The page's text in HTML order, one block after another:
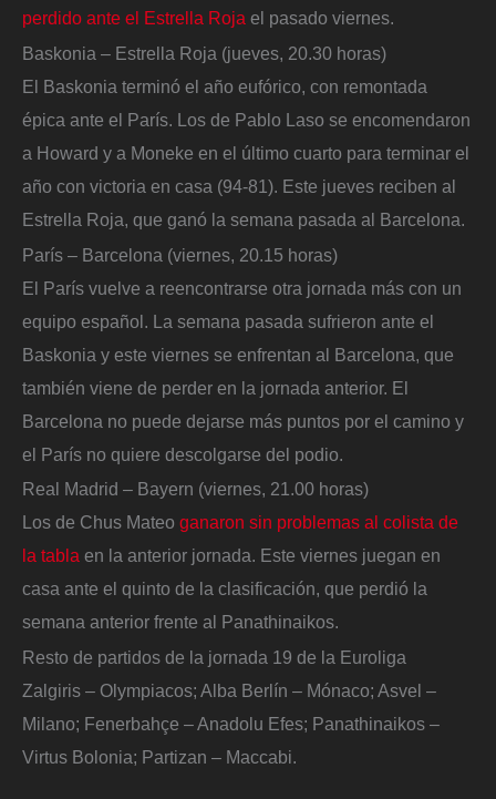
perdido ante el Estrella Roja el pasado viernes.
Baskonia – Estrella Roja (jueves, 20.30 horas)
El Baskonia terminó el año eufórico, con remontada
épica ante el París. Los de Pablo Laso se encomendaron
a Howard y a Moneke en el último cuarto para terminar el
año con victoria en casa (94-81). Este jueves reciben al
Estrella Roja, que ganó la semana pasada al Barcelona.
París – Barcelona (viernes, 20.15 horas)
El París vuelve a reencontrarse otra jornada más con un
equipo español. La semana pasada sufrieron ante el
Baskonia y este viernes se enfrentan al Barcelona, que
también viene de perder en la jornada anterior. El
Barcelona no puede dejarse más puntos por el camino y
el París no quiere descolgarse del podio.
Real Madrid – Bayern (viernes, 21.00 horas)
Los de Chus Mateo ganaron sin problemas al colista de
la tabla en la anterior jornada. Este viernes juegan en
casa ante el quinto de la clasificación, que perdió la
semana anterior frente al Panathinaikos.
Resto de partidos de la jornada 19 de la Euroliga
Zalgiris – Olympiacos; Alba Berlín – Mónaco; Asvel –
Milano; Fenerbahçe – Anadolu Efes; Panathinaikos –
Virtus Bolonia; Partizan – Maccabi.